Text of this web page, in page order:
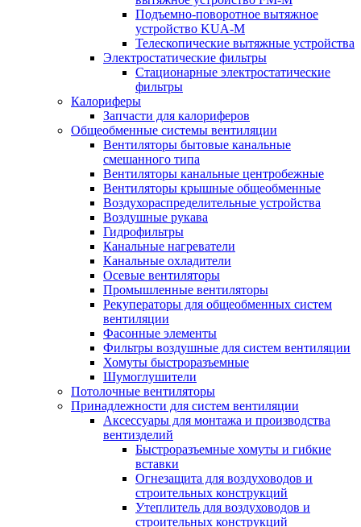
Подъемно-поворотное вытяжное
устройство KUA-M
Телескопические вытяжные устройства
Электростатические фильтры
Стационарные электростатические
фильтры
Калориферы
Запчасти для калориферов
Общеобменные системы вентиляции
Вентиляторы бытовые канальные
смешанного типа
Вентиляторы канальные центробежные
Вентиляторы крышные общеобменные
Воздухораспределительные устройства
Воздушные рукава
Гидрофильтры
Канальные нагреватели
Канальные охладители
Осевые вентиляторы
Промышленные вентиляторы
Рекуператоры для общеобменных систем
вентиляции
Фасонные элементы
Фильтры воздушные для систем вентиляции
Хомуты быстроразъемные
Шумоглушители
Потолочные вентиляторы
Принадлежности для систем вентиляции
Аксессуары для монтажа и производства
вентизделий
Быстроразъемные хомуты и гибкие
вставки
Огнезащита для воздуховодов и
строительных конструкций
Утеплитель для воздуховодов и
строительных конструкций